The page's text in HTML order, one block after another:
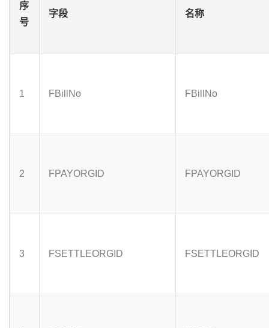
序
号
字段 名称
1 FBillNo FBillNo
2 FPAYORGID FPAYORGID
3 FSETTLEORGID FSETTLEORGID